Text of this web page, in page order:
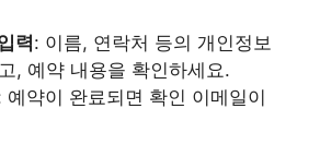
력: 이름, 연락처 등의 개인정보
, 예약 내용을 확인하세요.
예약이 완료되면 확인 이메일이